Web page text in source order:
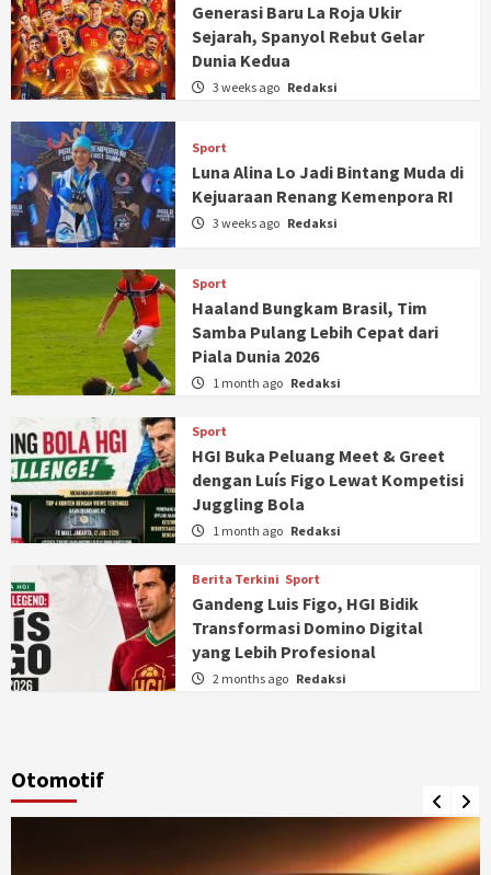
Generasi Baru La Roja Ukir
Sejarah, Spanyol Rebut Gelar
Dunia Kedua
3 weeks ago Redaksi
Sport
Luna Alina Lo Jadi Bintang Muda di
Kejuaraan Renang Kemenpora RI
3 weeks ago Redaksi
Sport
Haaland Bungkam Brasil, Tim
Samba Pulang Lebih Cepat dari
Piala Dunia 2026
1 month ago Redaksi
Sport
HGI Buka Peluang Meet & Greet
dengan Luís Figo Lewat Kompetisi
Juggling Bola
1 month ago Redaksi
Berita Terkini Sport
Gandeng Luis Figo, HGI Bidik
Transformasi Domino Digital
yang Lebih Profesional
2 months ago Redaksi
Otomotif